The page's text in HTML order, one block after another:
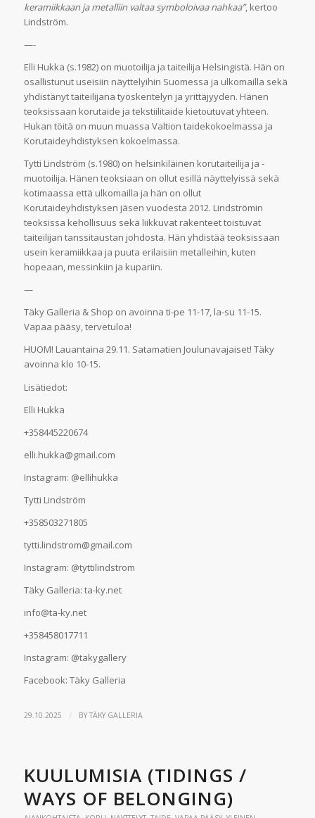
keramiikkaan ja metalliin valtaa symboloivaa nahkaa”, kertoo
Lindström.
—-
Elli Hukka (s.1982) on muotoilija ja taiteilija Helsingistä. Hän on
osallistunut useisiin näyttelyihin Suomessa ja ulkomailla sekä
yhdistänyt taiteilijana työskentelyn ja yrittäjyyden. Hänen
teoksissaan korutaide ja tekstiilitaide kietoutuvat yhteen.
Hukan töitä on muun muassa Valtion taidekokoelmassa ja
Korutaideyhdistyksen kokoelmassa.
Tytti Lindström (s.1980) on helsinkiläinen korutaiteilija ja -
muotoilija. Hänen teoksiaan on ollut esillä näyttelyissä sekä
kotimaassa että ulkomailla ja hän on ollut
Korutaideyhdistyksen jäsen vuodesta 2012. Lindströmin
teoksissa kehollisuus sekä liikkuvat rakenteet toistuvat
taiteilijan tanssitaustan johdosta. Hän yhdistää teoksissaan
usein keramiikkaa ja puuta erilaisiin metalleihin, kuten
hopeaan, messinkiin ja kupariin.
—
Täky Galleria & Shop on avoinna ti-pe 11-17, la-su 11-15.
Vapaa pääsy, tervetuloa!
HUOM! Lauantaina 29.11. Satamatien Joulunavajaiset! Täky
avoinna klo 10-15.
Lisätiedot:
Elli Hukka
+358445220674
elli.hukka@gmail.com
Instagram: @ellihukka
Tytti Lindström
+358503271805
tytti.lindstrom@gmail.com
Instagram: @tyttilindstrom
Täky Galleria: ta-ky.net
info@ta-ky.net
+358458017711
Instagram: @takygallery
Facebook: Täky Galleria
29.10.2025 / BYTÄKY GALLERIA
KUULUMISIA (TIDINGS /
WAYS OF BELONGING)